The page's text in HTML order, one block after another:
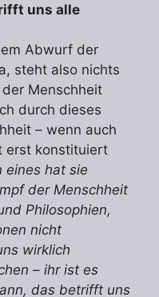
uns alle
Abwurf der
steht also nichts
Menschheit
durch dieses
– wenn auch
erst konstituiert
eines hat sie
der Menschheit
Philosophien,
nicht
wirklich
– ihr ist es
das betrifft uns